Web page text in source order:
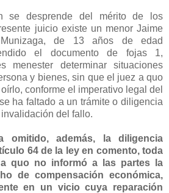
se desprende del mérito de los
juicio existe un menor Jaime
de 13 años de edad
el documento de fojas 1,
menester determinar situaciones
y bienes, sin que el juez a quo
conforme el imperativo legal del
ha faltado a un trámite o diligencia
del fallo.
omitido, además, la diligencia
64 de la ley en comento, toda
quo no informó a las partes la
de compensación económica,
en un vicio cuya reparación